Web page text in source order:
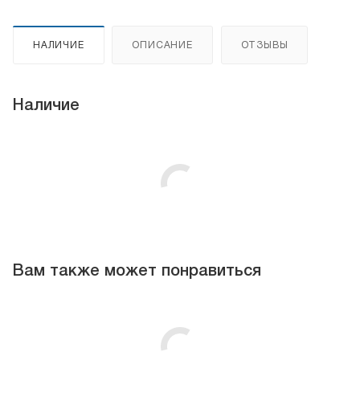
НАЛИЧИЕ ОПИСАНИЕ ОТЗЫВЫ
Наличие
Вам также может понравиться